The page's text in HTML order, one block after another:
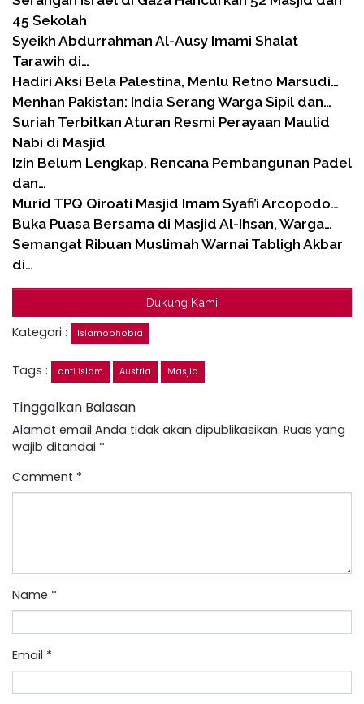
45 Sekolah
Syeikh Abdurrahman Al-Ausy Imami Shalat
Tarawih di…
Hadiri Aksi Bela Palestina, Menlu Retno Marsudi…
Menhan Pakistan: India Serang Warga Sipil dan…
Suriah Terbitkan Aturan Resmi Perayaan Maulid
Nabi di Masjid
Izin Belum Lengkap, Rencana Pembangunan Padel
dan…
Murid TPQ Qiroati Masjid Imam Syafi’i Arcopodo…
Buka Puasa Bersama di Masjid Al-Ihsan, Warga…
Semangat Ribuan Muslimah Warnai Tabligh Akbar
di…
Dukung Kami
Kategori : Islamophobia
Tags : anti islam Austria Masjid
Tinggalkan Balasan
Alamat email Anda tidak akan dipublikasikan. Ruas yang
wajib ditandai *
Comment *
Name *
Email *